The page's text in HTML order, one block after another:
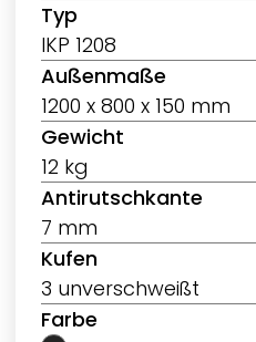
Typ
IKP 1208
Außenmaße
1200 x 800 x 150 mm
Gewicht
12 kg
Antirutschkante
7 mm
Kufen
3 unverschweißt
Farbe